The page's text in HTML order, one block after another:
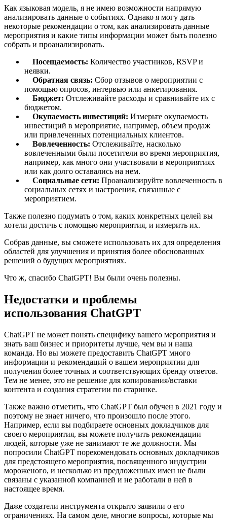
Как языковая модель, я не имею возможности напрямую
анализировать данные о событиях. Однако я могу дать
некоторые рекомендации о том, как анализировать данные
мероприятия и какие типы информации может быть полезно
собрать и проанализировать.
Посещаемость: Количество участников, RSVP и
неявки.
Обратная связь: Сбор отзывов о мероприятии с
помощью опросов, интервью или анкетирования.
Бюджет: Отслеживайте расходы и сравнивайте их с
бюджетом.
Окупаемость инвестиций: Измерьте окупаемость
инвестиций в мероприятие, например, объем продаж
или привлеченных потенциальных клиентов.
Вовлеченность: Отслеживайте, насколько
вовлеченными были посетители во время мероприятия,
например, как много они участвовали в мероприятиях
или как долго оставались на нем.
Социальные сети: Проанализируйте вовлеченность в
социальных сетях и настроения, связанные с
мероприятием.
Также полезно подумать о том, каких конкретных целей вы
хотели достичь с помощью мероприятия, и измерить их.
Собрав данные, вы сможете использовать их для определения
областей для улучшения и принятия более обоснованных
решений о будущих мероприятиях.
Что ж, спасибо ChatGPT! Вы были очень полезны.
Недостатки и проблемы
использования ChatGPT
ChatGPT не может понять специфику вашего мероприятия и
знать ваш бизнес и приоритеты лучше, чем вы и наша
команда. Но вы можете предоставить ChatGPT много
информации и рекомендаций о вашем мероприятии для
получения более точных и соответствующих бренду ответов.
Тем не менее, это не решение для копирования/вставки
контента и создания стратегии по старинке.
Также важно отметить, что ChatGPT был обучен в 2021 году и
поэтому не знает ничего, что произошло после этого.
Например, если вы подбираете основных докладчиков для
своего мероприятия, вы можете получить рекомендации
людей, которые уже не занимают те же должности. Мы
попросили ChatGPT порекомендовать основных докладчиков
для предстоящего мероприятия, посвященного индустрии
мороженого, и несколько из предложенных имен не были
связаны с указанной компанией и не работали в ней в
настоящее время.
Даже создатели инструмента открыто заявили о его
ограничениях. На самом деле, многие вопросы, которые мы